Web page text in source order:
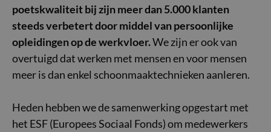
poetskwaliteit bij zijn meer dan 5.000 klanten
steeds verbetert door middel van persoonlijke
opleidingen op de werkvloer.We zijn er ook van
overtuigd dat werken met mensen en voor mensen
meer is dan enkel schoonmaaktechnieken aanleren.
Heden hebben we de samenwerking opgestart met
het ESF (Europees Sociaal Fonds) om medewerkers